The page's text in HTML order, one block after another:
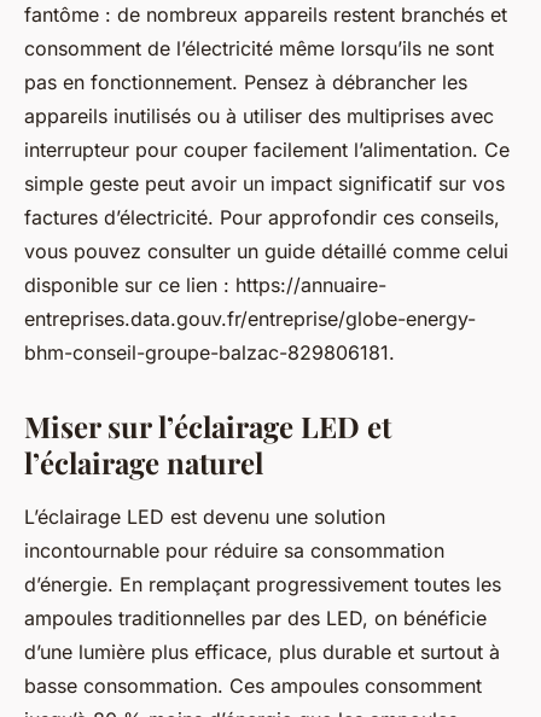
fantôme : de nombreux appareils restent branchés et
consomment de l’électricité même lorsqu’ils ne sont
pas en fonctionnement. Pensez à débrancher les
appareils inutilisés ou à utiliser des multiprises avec
interrupteur pour couper facilement l’alimentation. Ce
simple geste peut avoir un impact significatif sur vos
factures d’électricité. Pour approfondir ces conseils,
vous pouvez consulter un guide détaillé comme celui
disponible sur ce lien : https://annuaire-
entreprises.data.gouv.fr/entreprise/globe-energy-
bhm-conseil-groupe-balzac-829806181.
Miser sur l’éclairage LED et
l’éclairage naturel
L’éclairage LED est devenu une solution
incontournable pour réduire sa consommation
d’énergie. En remplaçant progressivement toutes les
ampoules traditionnelles par des LED, on bénéficie
d’une lumière plus efficace, plus durable et surtout à
basse consommation. Ces ampoules consomment